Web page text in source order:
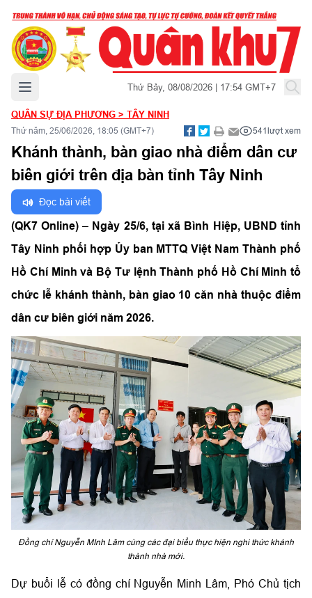
Mở menu chính Thứ Bảy, 08/08/2026 | 17:54 GMT+7
QUÂN SỰ ĐỊA PHƯƠNG > TÂY NINH
Thứ năm, 25/06/2026, 18:05 (GMT+7) 541lượt xem
Khánh thành, bàn giao nhà điểm dân cư
biên giới trên địa bàn tỉnh Tây Ninh
Đọc bài viết
(QK7 Online) – Ngày 25/6, tại xã Bình Hiệp, UBND tỉnh
Tây Ninh phối hợp Ủy ban MTTQ Việt Nam Thành phố
Hồ Chí Minh và Bộ Tư lệnh Thành phố Hồ Chí Minh tổ
chức lễ khánh thành, bàn giao 10 căn nhà thuộc điểm
dân cư biên giới năm 2026.
Đồng chí Nguyễn MInh Lâm cùng các đại biểu thực hiện nghi thức khánh
thành nhà mới.
Dự buổi lễ có đồng chí Nguyễn Minh Lâm, Phó Chủ tịch